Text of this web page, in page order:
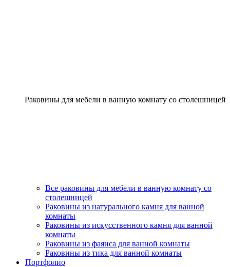
Раковины для мебели в ванную комнату со столешницей
Все раковины для мебели в ванную комнату со
столешницей
Раковины из натурального камня для ванной
комнаты
Раковины из искусственного камня для ванной
комнаты
Раковины из фаянса для ванной комнаты
Раковины из тика для ванной комнаты
Портфолио